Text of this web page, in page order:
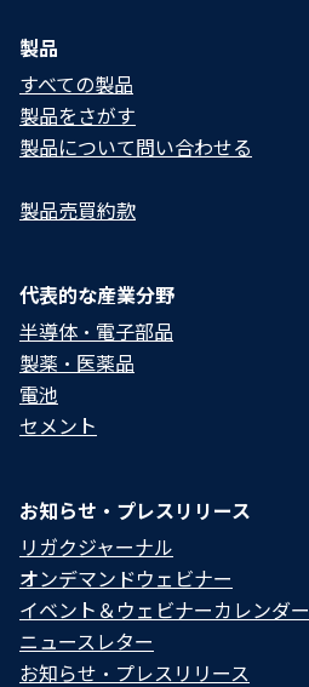
製品
すべての製品
製品をさがす
製品について問い合わせる​
製品売買約款
代表的な産業分野
半導体・電子部品
製薬・医薬品
電池
セメント
お知らせ・プレスリリース
リガクジャーナル
オンデマンドウェビナー
イベント＆ウェビナーカレンダー
ニュースレター
お知らせ・プレスリリース